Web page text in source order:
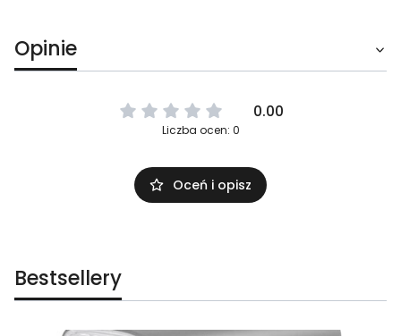
Opinie
0.00
Liczba ocen: 0
Oceń i opisz
Bestsellery